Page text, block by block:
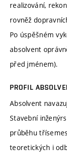
realizování,
rovněž
Po úspěšném
absolvent
před jménem).
PROFIL
Absolvent
Stavební
průběhu
teoretických i